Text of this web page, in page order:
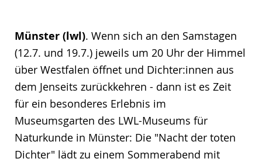
Münster (lwl). Wenn sich an den Samstagen
(12.7. und 19.7.) jeweils um 20 Uhr der Himmel
über Westfalen öffnet und Dichter:innen aus
dem Jenseits zurückkehren - dann ist es Zeit
für ein besonderes Erlebnis im
Museumsgarten des LWL-Museums für
Naturkunde in Münster: Die "Nacht der toten
Dichter" lädt zu einem Sommerabend mit